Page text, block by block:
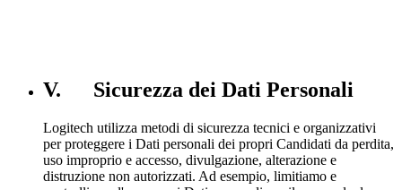
V. Sicurezza dei Dati Personali
Logitech utilizza metodi di sicurezza tecnici e organizzativi
per proteggere i Dati personali dei propri Candidati da perdita,
uso improprio e accesso, divulgazione, alterazione e
distruzione non autorizzati. Ad esempio, limitiamo e